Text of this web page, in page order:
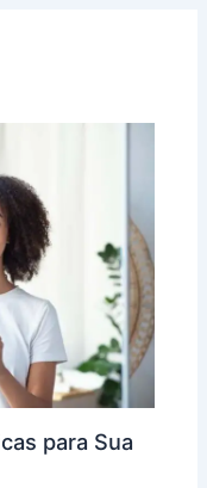
para Sua